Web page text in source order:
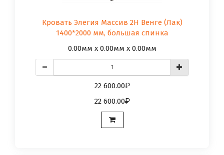
Кровать Элегия Массив 2Н Венге (Лак)
1400*2000 мм, большая спинка
0.00мм x 0.00мм x 0.00мм
22 600.00
22 600.00